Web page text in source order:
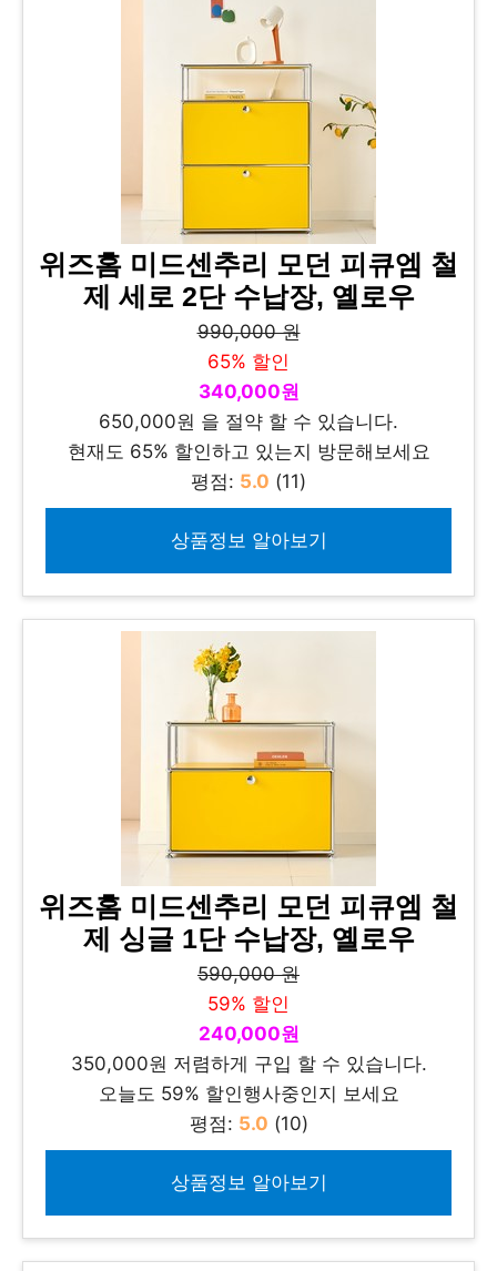
위즈홈 미드센추리 모던 피큐엠 철
제 세로 2단 수납장, 옐로우
990,000 원
65% 할인
340,000원
650,000원 을 절약 할 수 있습니다.
현재도 65% 할인하고 있는지 방문해보세요
평점: 5.0 (11)
상품정보 알아보기
위즈홈 미드센추리 모던 피큐엠 철
제 싱글 1단 수납장, 옐로우
590,000 원
59% 할인
240,000원
350,000원 저렴하게 구입 할 수 있습니다.
오늘도 59% 할인행사중인지 보세요
평점: 5.0 (10)
상품정보 알아보기